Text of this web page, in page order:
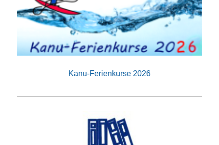
Kanu-Ferienkurse 2026